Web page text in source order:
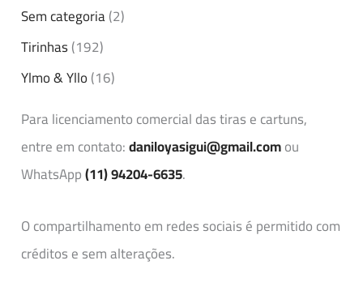
Sem categoria(2)
Tirinhas(192)
Ylmo & Yllo(16)
Para licenciamento comercial das tiras e cartuns,
entre em contato:daniloyasigui@gmail.comou
WhatsApp(11) 94204-6635.
O compartilhamento em redes sociais é permitido com
créditos e sem alterações.